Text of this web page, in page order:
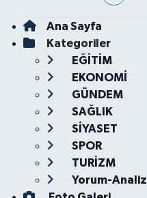
Ana Sayfa
Kategoriler
EĞİTİM
EKONOMİ
GÜNDEM
SAĞLIK
SİYASET
SPOR
TURİZM
Yorum-Analiz